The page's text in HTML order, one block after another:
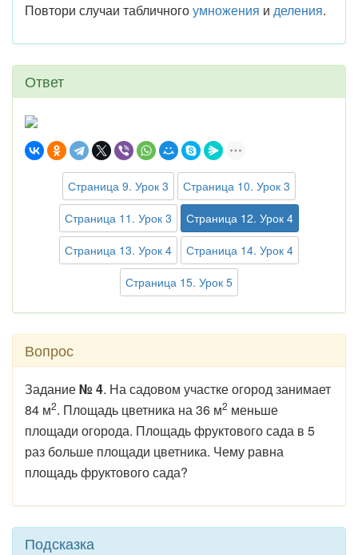
Повтори случаи табличногоумножения и деления.
Ответ
Страница 9. Урок 3
Страница 10. Урок 3
Страница 11. Урок 3
Страница 12. Урок 4
Страница 13. Урок 4
Страница 14. Урок 4
Страница 15. Урок 5
Вопрос
Задание№ 4. На садовом участке огород занимает
84 м2. Площадь цветника на 36 м2 меньше
площади огорода. Площадь фруктового сада в 5
раз больше площади цветника. Чему равна
площадь фруктового сада?
Подсказка